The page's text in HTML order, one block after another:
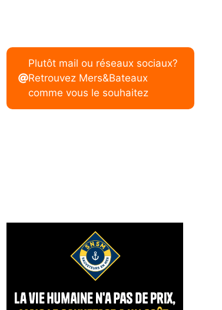
Plutôt mail ou réseaux sociaux?
Retrouvez Mers&Bateaux
comme vous le souhaitez